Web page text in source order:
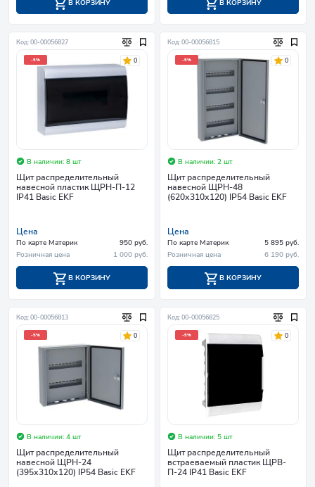
В КОРЗИНУ В КОРЗИНУ
Код: 00-00056827
-5% 0
В наличии: 8 шт
Щит распределительный
навесной пластик ЩРН-П-12
IP41 Basic EKF
Цена
По карте Материк
950 руб.
Розничная цена
1 000 руб.
В КОРЗИНУ
Код: 00-00056815
-5% 0
В наличии: 2 шт
Щит распределительный
навесной ЩРН-48
(620х310х120) IP54 Basic EKF
Цена
По карте Материк
5 895 руб.
Розничная цена
6 190 руб.
В КОРЗИНУ
Код: 00-00056813
-5% 0
В наличии: 4 шт
Щит распределительный
навесной ЩРН-24
(395х310х120) IP54 Basic EKF
Код: 00-00056825
-5% 0
В наличии: 5 шт
Щит распределительный
встраеваемый пластик ЩРВ-
П-24 IP41 Basic EKF